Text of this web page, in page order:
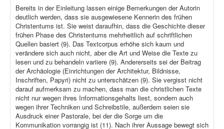
Bereits in der Einleitung lassen einige Bemerkungen der Autorin
deutlich werden, dass sie ausgewiesene Kennerin des frühen
Christentums ist. Sie weist daraufhin, dass die Geschichte dieser
frühen Phase des Christentums mehrheitlich auf schriftlichen
Quellen basiert (9). Das Textcorpus erhöhe sich kaum und
verändere sich auch nicht, aber die Art und Weise die Texte zu
lesen und zu behandeln variiere (9). Andererseits sei der Beitrag
der Archäologie (Einrichtungen der Architektur, Bildnisse,
Inschriften, Papyri) nicht zu unterschätzen (9). Sie vergisst nicht
darauf aufmerksam zu machen, dass man die christlichen Texte
nicht nur wegen ihres Informationsgehalts liest, sondern auch
wegen ihrer Techniken und Schreibstile, außerdem seien sie
Ausdruck einer Pastorale, bei der die Sorge um die
Kommunikation vorrangig ist (11). Nach ihrer Aussage bewegt sich